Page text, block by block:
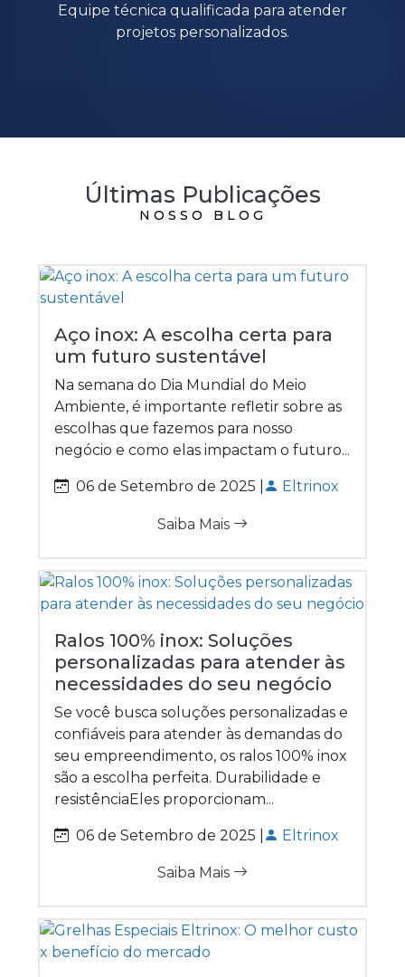
Equipe técnica qualificada para atender
projetos personalizados.
Últimas Publicações
NOSSO BLOG
Aço inox: A escolha certa para
um futuro sustentável
Na semana do Dia Mundial do Meio
Ambiente, é importante refletir sobre as
escolhas que fazemos para nosso
negócio e como elas impactam o futuro...
06 de Setembro de 2025 | Eltrinox
Saiba Mais
Ralos 100% inox: Soluções
personalizadas para atender às
necessidades do seu negócio
Se você busca soluções personalizadas e
confiáveis para atender às demandas do
seu empreendimento, os ralos 100% inox
são a escolha perfeita. Durabilidade e
resistênciaEles proporcionam...
06 de Setembro de 2025 | Eltrinox
Saiba Mais